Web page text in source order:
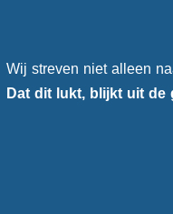
Wij streven niet alleen
Dat dit lukt, blijkt uit de